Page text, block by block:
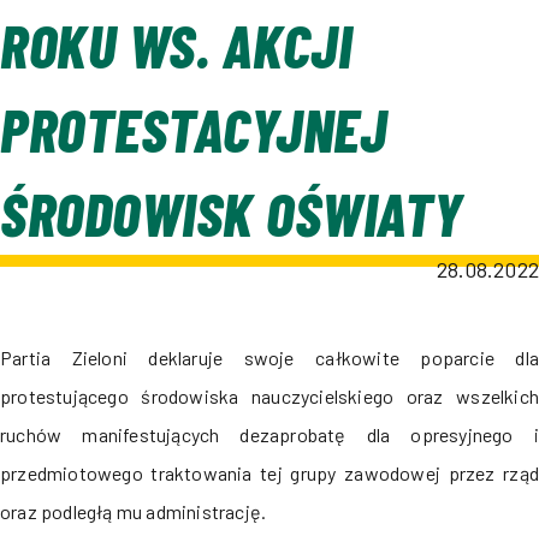
ROKU WS. AKCJI
PROTESTACYJNEJ
ŚRODOWISK OŚWIATY
28.08.2022
Partia Zieloni deklaruje swoje całkowite poparcie dla
protestującego środowiska nauczycielskiego oraz wszelkich
ruchów manifestujących dezaprobatę dla opresyjnego i
przedmiotowego traktowania tej grupy zawodowej przez rząd
oraz podległą mu administrację.